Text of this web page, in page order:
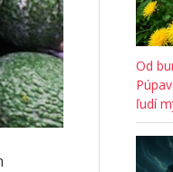
Od
ľudí